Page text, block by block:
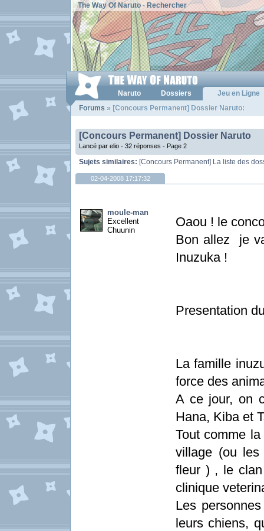
The Way Of Naruto- Rechercher
Naruto Dossiers
Jeu en Ligne
Forums » [Concours Permanent] Dossier Naruto:
[Concours Permanent] Dossier Naruto
Lancé par elio - 32 réponses - Page 2
Sujets similaires: [Concours Permanent] La liste des
02-04-2008 17:17:32
moule-man
Excellent
Chuunin
Oaou ! le
Bon allez je
Inuzuka !
Presentation
La famille
force des
A ce jour, on
Hana, Kiba et
Tout comme
village (ou
fleur ) , le
clinique
Les
leurs chiens,